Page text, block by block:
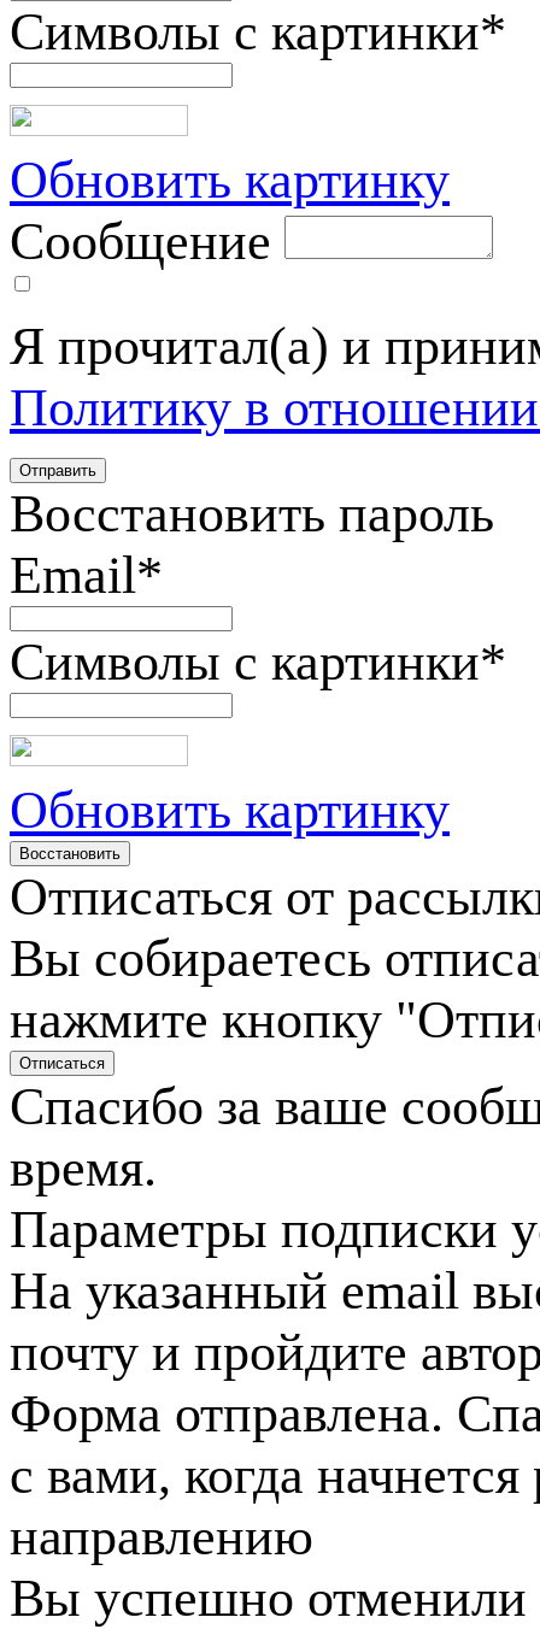
Символы с картинки*
Обновить картинку
Сообщение
Я прочитал(а) и
Политику в
Восстановить пароль
Email*
Символы с картинки*
Обновить картинку
Отписаться от
Вы собираетесь
нажмите кнопку
Спасибо за ваше
время.
Параметры подписки
На указанный email
почту и пройдите
Форма отправлена.
с вами, когда
направлению
Вы успешно отменили